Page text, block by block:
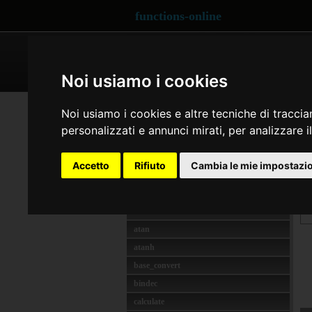
Noi usiamo i cookies
Noi usiamo i cookies e altre tecniche di
personalizzati e annunci mirati, per
Accetto Rifiuto Cambia le mie
functions-online
abs
atan
atanh
base_convert
bindec
calculate